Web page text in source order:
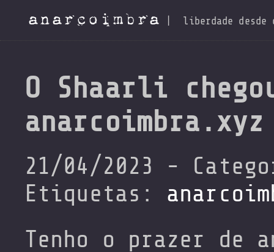
anarcoimbra liberdade desde
O Shaarli
anarcoimbra.xyz
21/04/2023 -
Etiquetas:
Tenho o prazer de